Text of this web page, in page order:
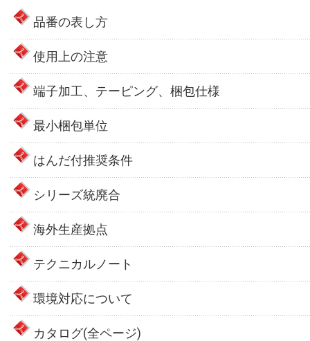
品番の表し方
使用上の注意
端子加工、テーピング、梱包仕様
最小梱包単位
はんだ付推奨条件
シリーズ統廃合
海外生産拠点
テクニカルノート
環境対応について
カタログ(全ページ)